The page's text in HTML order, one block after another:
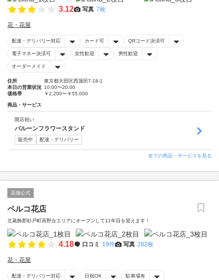
3.12 写真 7枚
花・花屋
配達・デリバリー対応 カード可 QRコード決済可
電子マネー決済可 女性歓迎 男性歓迎
オーダーメイド
住所
東京都大田区西蒲田7-18-1
本日の営業状況 10:00〜20:00
価格帯
￥2,200〜￥55,000
商品・サービス
開店祝い
バルーンフラワースタンド
販売中 配達・デリバリー
全ての商品・サービスを見る
店舗公式
ペルコ花店
北葛飾郡杉戸町高野台エリアにオープンして11年目を迎えます！
4.18 口コミ 19件 写真 282枚
花・花屋
配達・デリバリー対応 日祝OK 駐車場有